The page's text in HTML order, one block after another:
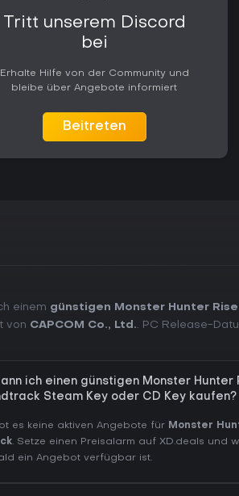
Tritt unserem Discord
bei
Erhalte Hilfe von der Community und
bleibe über Angebote informiert
Beitreten
einem günstigen Monster Hunter
von CAPCOM Co., Ltd.. PC Release-
ich einen günstigen Monster Hunter
Steam Key oder CD Key kaufen?
es keine aktiven Angebote für Monster
. Setze einen Preisalarm auf XD.deals und
ein Angebot verfügbar ist.